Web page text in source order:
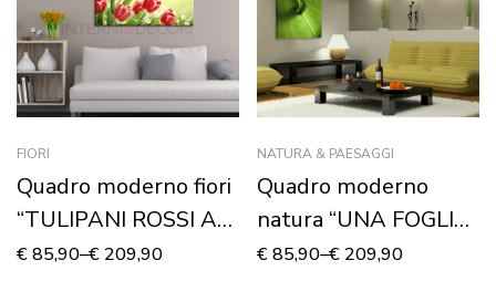
FIORI
Quadro moderno fiori
“TULIPANI ROSSI AL
VENTO” – Stampa su
€85,90–€ 209,90
NATURA & PAESAGGI
Quadro moderno
natura “UNA FOGLIA
DI PALMA” – Stampa
€85,90–€ 209,90